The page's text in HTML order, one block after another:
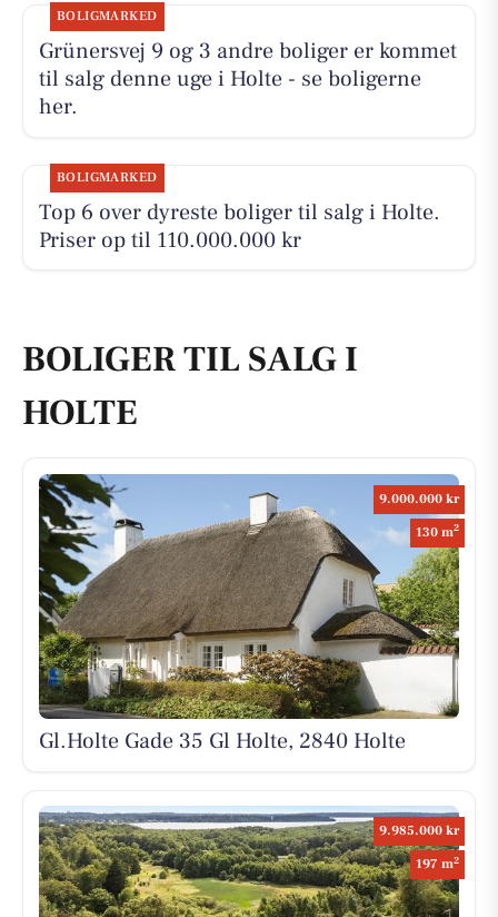
BOLIGMARKED
Grünersvej 9 og 3 andre boliger er kommet
til salg denne uge i Holte - se boligerne
her.
BOLIGMARKED
Top 6 over dyreste boliger til salg i Holte.
Priser op til 110.000.000 kr
BOLIGER TIL SALG I
HOLTE
9.000.000 kr
130 m2
Gl.Holte Gade 35 Gl Holte, 2840 Holte
9.985.000 kr
197 m2